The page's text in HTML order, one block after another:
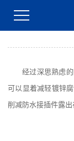
防水接插
经过深思熟虑
可以显着减轻镀锌
削减防水接插件露出